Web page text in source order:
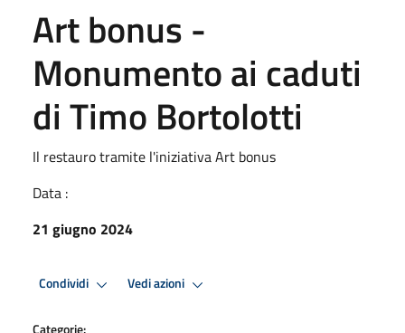
Art bonus -
Monumento ai caduti
di Timo Bortolotti
Il restauro tramite l'iniziativa Art bonus
Data :
21 giugno 2024
Condividi Vedi azioni
Categorie: